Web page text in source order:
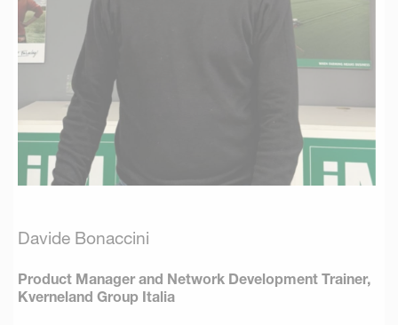
Davide Bonaccini
Product Manager and Network Development Trainer,
Kverneland Group Italia